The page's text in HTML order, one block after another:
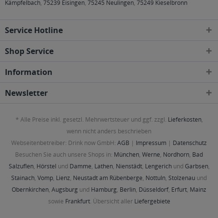
Kämpfelbach, 75239 Eisingen, 75245 Neulingen, 75249 Kieselbronn
Service Hotline
Shop Service
Information
Newsletter
* Alle Preise inkl. gesetzl. Mehrwertsteuer und ggf. zzgl. Lieferkosten,
wenn nicht anders beschrieben
Webseitenbetreiber: Drink now GmbH: AGB | Impressum | Datenschutz
Besuchen Sie auch unsere Shops in: München, Werne, Nordhorn, Bad
Salzuflen, Hörstel und Damme, Lathen, Nienstädt, Lengerichund Garbsen,
Stainach, Vomp, Lienz, Neustadt am Rübenberge, Nottuln, Stolzenau und
Obernkirchen, Augsburg und Hamburg, Berlin, Düsseldorf, Erfurt, Mainz
sowie Frankfurt. Übersicht aller Liefergebiete